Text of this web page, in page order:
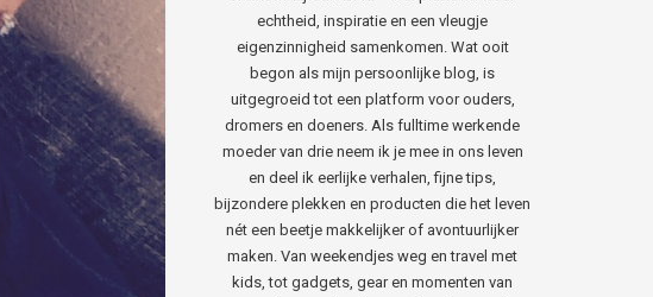
echtheid, inspiratie en een vleugje
eigenzinnigheid samenkomen. Wat ooit
begon als mijn persoonlijke blog, is
uitgegroeid tot een platform voor ouders,
dromers en doeners. Als fulltime werkende
moeder van drie neem ik je mee in ons leven
en deel ik eerlijke verhalen, fijne tips,
bijzondere plekken en producten die het leven
nét een beetje makkelijker of avontuurlijker
maken. Van weekendjes weg en travel met
kids, tot gadgets, gear en momenten van